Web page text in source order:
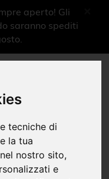
tecniche di
la tua
nostro sito,
e
aperto! Gli
saranno spediti